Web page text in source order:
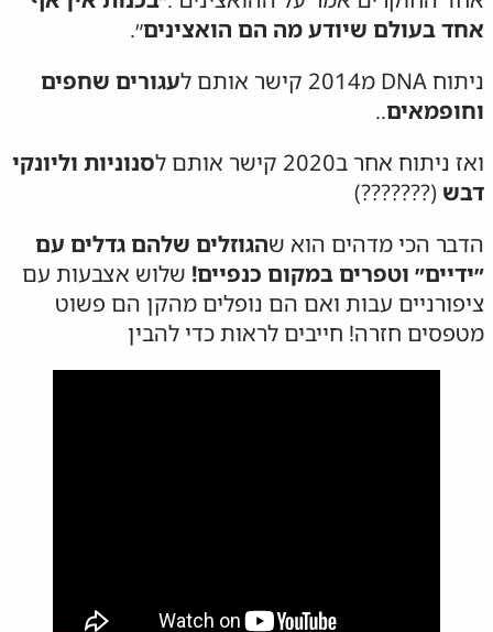
אחד בעולם שיודע מה הם הואצינים״.
ניתוח DNA מ2014 קישר אותם ל
עגורים שחפים
וחופמאים..
ואז ניתוח אחר ב2020 קישר אותם ל
סנוניות וליונקי
דבש (???????)
הדבר הכי מדהים הוא שהגוזלים שלהם גדלים עם
״ידיים״ וטפרים במקום כנפיים! שלוש אצבעות עם
ציפורניים עבות ואם הם נופלים מהקן הם פשוט
מטפסים חזרה! חייבים לראות כדי להבין